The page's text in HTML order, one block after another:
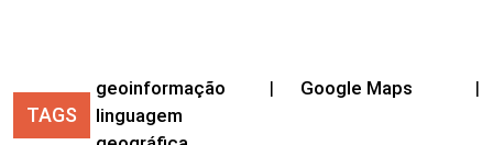
TAGS
geoinformação | Google Maps
|
linguagem